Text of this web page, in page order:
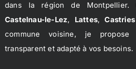
dans la région de Montpellier.
Castelnau-le-Lez, Lattes,Castries
commune voisine, je
transparent et adapté à vos besoins.